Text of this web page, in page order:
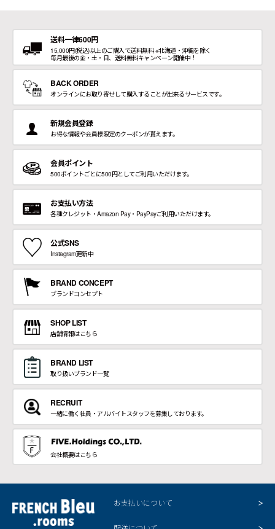
送料一律600円
15,000円(税込)以上のご購入で送料無料 ※北海道・沖縄を除く
毎月最後の金・土・日、送料無料キャンペーン開催中！
BACK ORDER
オンラインにお取り寄せして購入することが出来るサービスです。
新規会員登録
お得な情報や会員様限定のクーポンが貰えます。
会員ポイント
500ポイントごとに500円としてご利用いただけます。
お支払い方法
各種クレジット・Amazon Pay・PayPayご利用いただけます。
公式SNS
Instagram更新中
BRAND CONCEPT
ブランドコンセプト
SHOP LIST
店舗情報はこちら
BRAND LIST
取り扱いブランド一覧
RECRUIT
一緒に働く社員・アルバイトスタッフを募集しております。
会社概要はこちら
お支払いについて